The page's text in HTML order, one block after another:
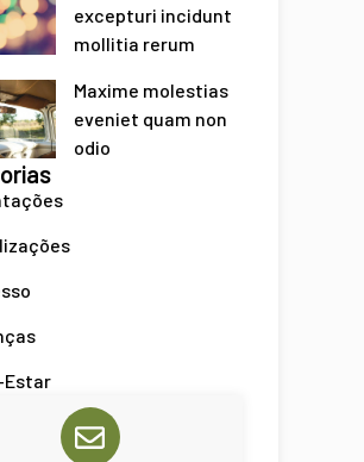
excepturi incidunt
mollitia rerum
Maxime molestias
eveniet quam non
odio
Estar